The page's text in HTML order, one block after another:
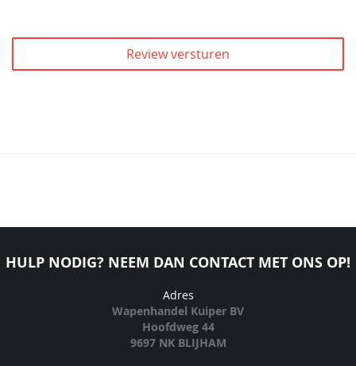
Review versturen
HULP NODIG? NEEM DAN CONTACT MET ONS OP!
Adres
Wapenhandel Kuiper BV
Hoofdweg 44
9697 NK BLIJHAM